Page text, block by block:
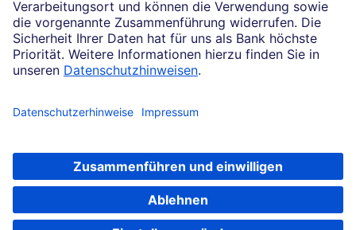
Impressum
Konditionen und Preise
Rechtliche Hinweise
Datenschutz
Ihr Feedback zur Website
Soweit auf dieser Internetseite von der Deutschen Bank die Rede ist, bezieht